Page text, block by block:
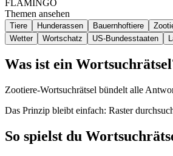
FLAMINGO
Themen ansehen
Tiere Hunderassen Bauernhoftiere
Wetter
Wortschatz US-Bundesstaaten
Was ist ein
Zootiere-Wortsuchrätsel bündelt alle
Das Prinzip bleibt einfach: Raster
So spielst du